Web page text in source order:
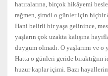
hatıralarına, birçok hikâyemi
rağmen, şimdi o günler için hiçbir
Hani belirli bir yaşa gelinince,
yaşların çok uzakta kalışına
duygum olmadı. O yaşlarımı ve o
Hatta o günleri geride
huzur kaplar içimi. Bazı